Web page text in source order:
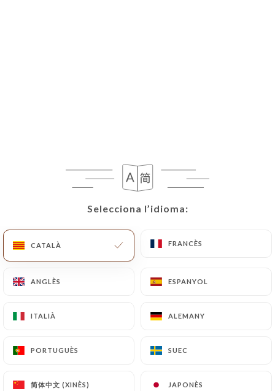
Selecciona l’idioma:
CATALÀ FRANCÈS
ANGLÈS ESPANYOL
ITALIÀ ALEMANY
PORTUGUÈS SUEC
简体中文 (XINÈS) JAPONÈS
Selecciona l’idioma:
CATALÀ FRANCÈS
ANGLÈS ESPANYOL
ITALIÀ ALEMANY
PORTUGUÈS SUEC
简体中文 (XINÈS) JAPONÈS